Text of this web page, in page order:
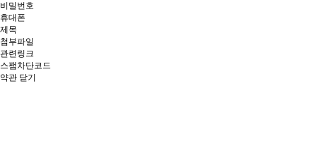
비밀번호
휴대폰
제목
첨부파일
관련링크
스팸차단코드
약관 닫기